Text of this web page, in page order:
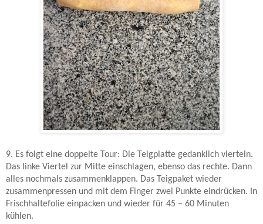
9. Es folgt eine doppelte Tour: Die Teigplatte gedanklich vierteln.
Das linke Viertel zur Mitte einschlagen, ebenso das rechte. Dann
alles nochmals zusammenklappen. Das Teigpaket wieder
zusammenpressen und mit dem Finger zwei Punkte eindrücken. In
Frischhaltefolie einpacken und wieder für 45 – 60 Minuten
kühlen.